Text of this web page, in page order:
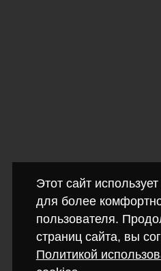
Этот сайт
для более
пользователя.
страниц сайта, вы
Политикой